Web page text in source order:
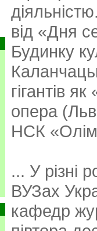
від «Дня
Будинку
гігантів
опера
НСК
... У різні
ВУЗах
кафедр